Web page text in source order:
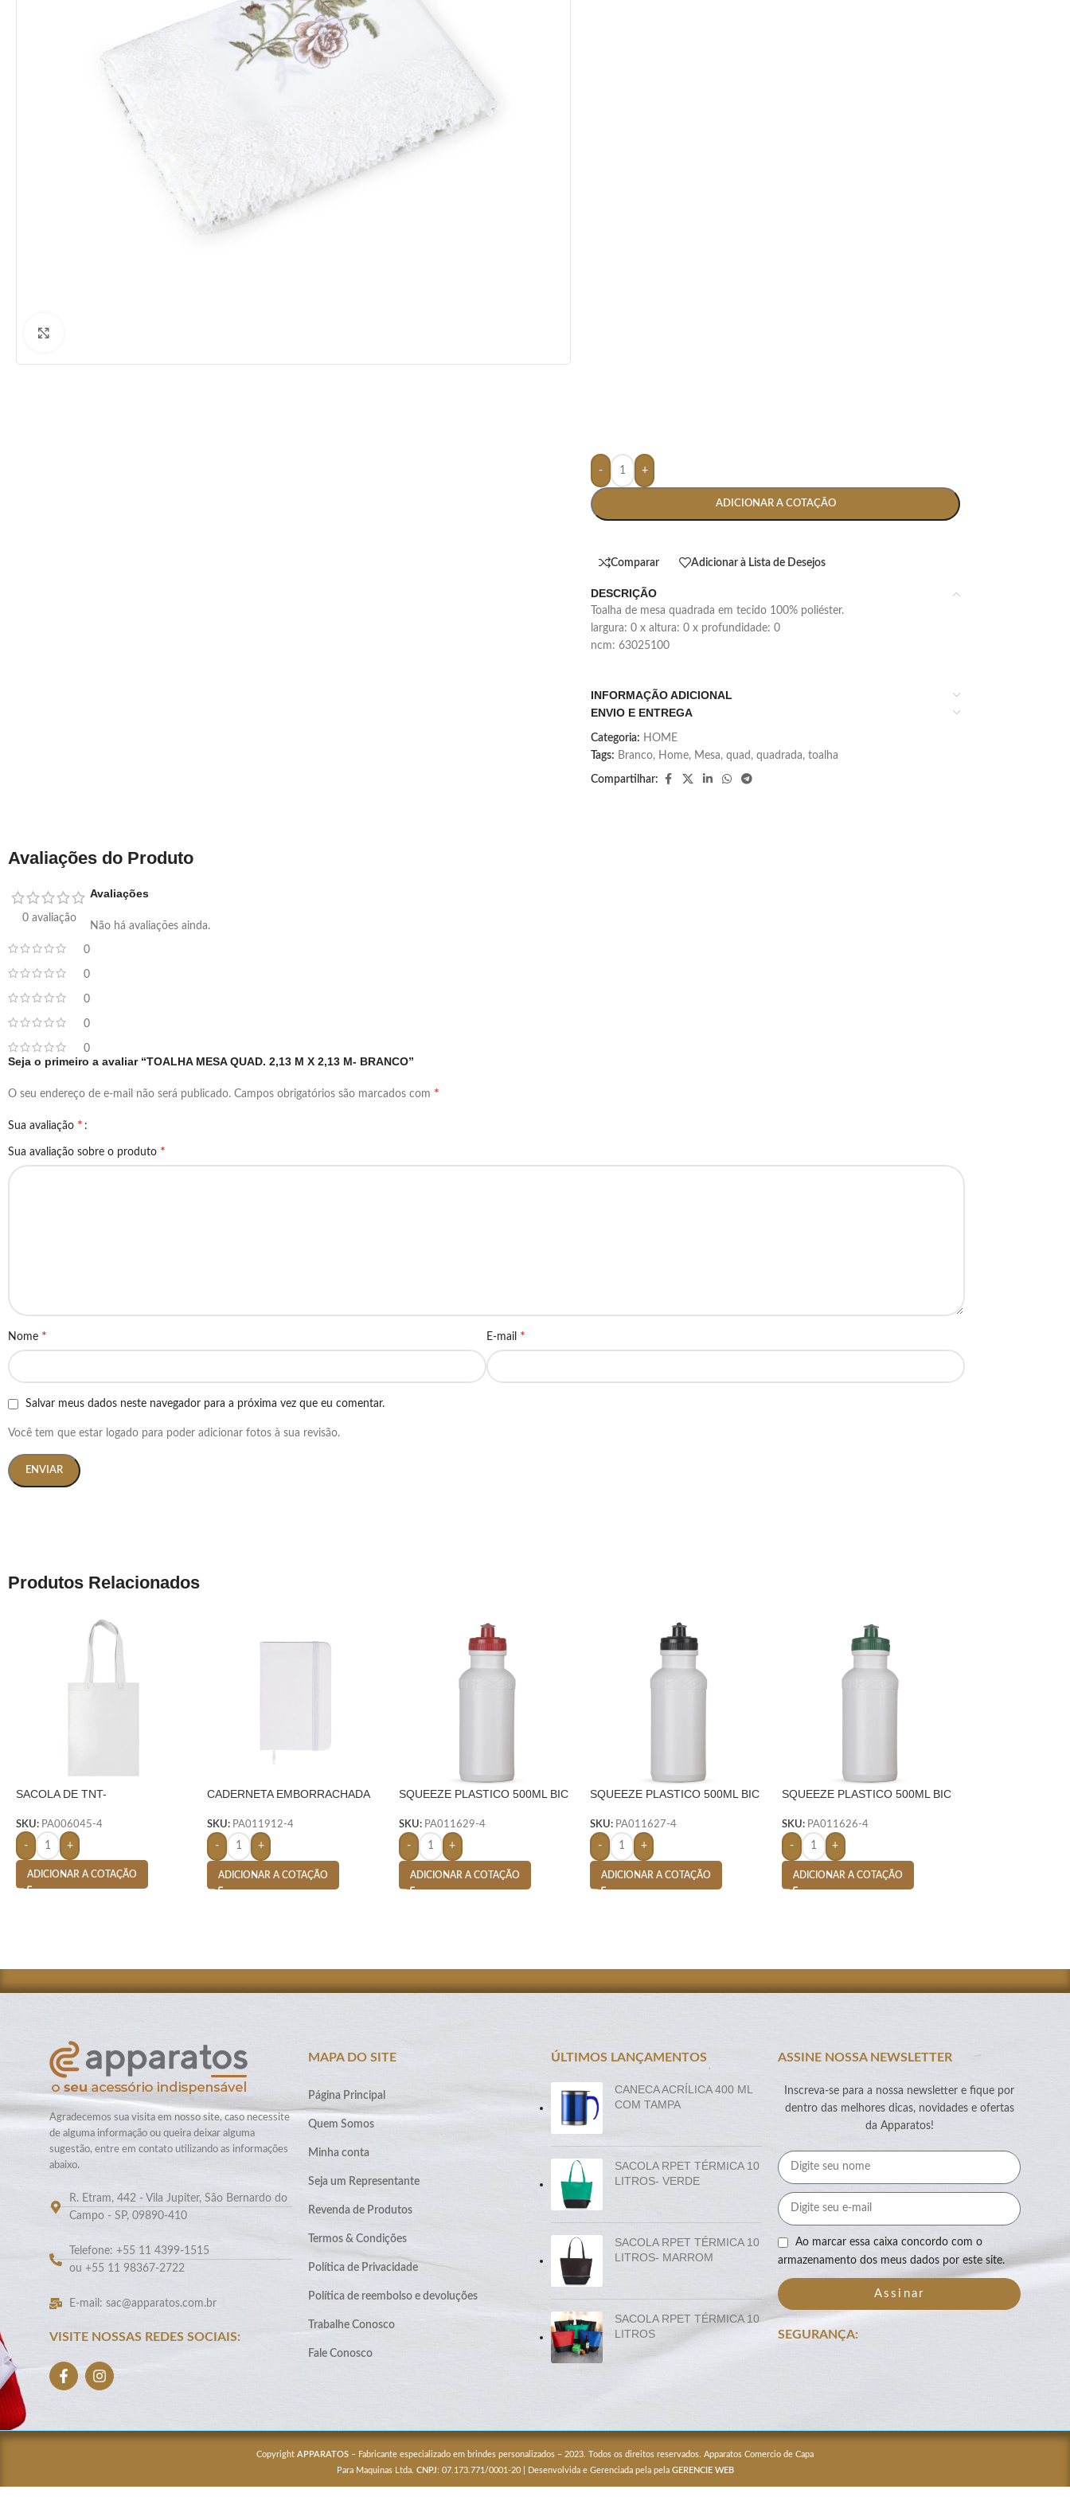
- +
ADICIONAR A COTAÇÃO
Comparar Adicionar à Lista de Desejos
DESCRIÇÃO
toalha de mesa quadrada em tecido 100% poliéster.
largura: 0 x altura: 0 x profundidade: 0
ncm: 63025100
INFORMAÇÃO ADICIONAL
ENVIO E ENTREGA
Categoria: HOME
Tags: Branco, Home, Mesa, quad , quadrada, toalha
Compartilhar:
Avaliações do Produto
0 avaliação
0
0
0
0
0
Avaliações
Não há avaliações ainda.
Seja o primeiro a avaliar “TOALHA MESA QUAD. 2,13 M X 2,13 M- BRANCO”
O seu endereço de e-mail não será publicado. Campos obrigatórios são marcados com *
Sua avaliação *
Sua avaliação sobre o produto *
Nome * E-mail *
Salvar meus dados neste navegador para a próxima vez que eu comentar.
Você tem que estar logado para poder adicionar fotos à sua revisão.
Produtos Relacionados
SACOLA DE TNT-
SKU: PA006045-4
- +
ADICIONAR A COTAÇÃO
CADERNETA EMBORRACHADA
SKU: PA011912-4
- +
ADICIONAR A COTAÇÃO
SQUEEZE PLASTICO 500ML BIC
SKU: PA011629-4
- +
ADICIONAR A COTAÇÃO
SQUEEZE PLASTICO 500ML BIC
SKU: PA011627-4
- +
ADICIONAR A COTAÇÃO
SQUEEZE PLASTICO 500ML BIC
SKU: PA011626-4
- +
ADICIONAR A COTAÇÃO
Agradecemos sua visita em nosso site, caso necessite
de alguma informação ou queira deixar alguma
sugestão, entre em contato utilizando as informações
abaixo.
R. Etram, 442 - Vila Jupiter, São Bernardo do
Campo - SP, 09890-410
Telefone: +55 11 4399-1515
ou +55 11 98367-2722
E-mail: sac@apparatos.com.br
VISITE NOSSAS REDES SOCIAIS:
MAPA DO SITE
Página Principal
Quem Somos
Minha conta
Seja um Representante
Revenda de Produtos
Termos & Condições
Política de Privacidade
Política de reembolso e devoluções
Trabalhe Conosco
Fale Conosco
ÚLTIMOS LANÇAMENTOS
CANECA ACRÍLICA 400 ML
COM TAMPA
SACOLA RPET TÉRMICA 10
LITROS- VERDE
SACOLA RPET TÉRMICA 10
LITROS- MARROM
SACOLA RPET TÉRMICA 10
LITROS
ASSINE NOSSA NEWSLETTER
Inscreva-se para a nossa newsletter e fique por
dentro das melhores dicas, novidades e ofertas
da Apparatos!
Ao marcar essa caixa concordo com o
armazenamento dos meus dados por este site.
Assinar
SEGURANÇA:
Copyright APPARATOS – Fabricante especializado em brindes personalizados – 2023. Todos os direitos reservados. Apparatos Comercio de Capa
Para Maquinas Ltda. CNPJ: 07.173.771/0001-20 | Desenvolvida e Gerenciada pela pela GERENCIE WEB